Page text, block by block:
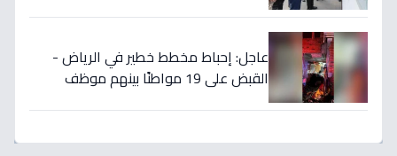
عاجل: إحباط مخطط خطير في الرياض -
القبض على 19 مواطنًا بينهم موظف